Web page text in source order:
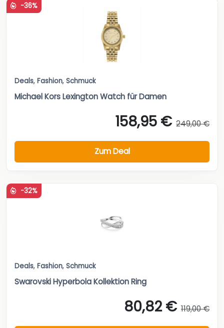
-36%
Deals, Fashion, Schmuck
Michael Kors Lexington Watch für Damen
158,95 € 249,00 €
Zum Deal
-32%
Deals, Fashion, Schmuck
Swarovski Hyperbola Kollektion Ring
80,82 € 119,00 €